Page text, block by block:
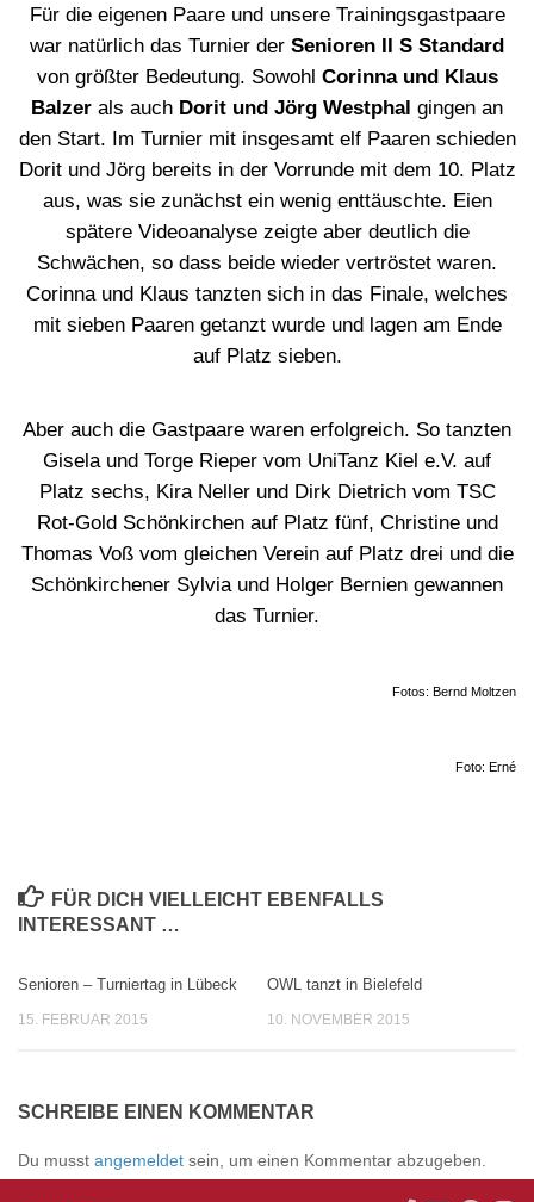
Für die eigenen Paare und unsere Trainingsgastpaare
war natürlich das Turnier der Senioren II S Standard
von größter Bedeutung. Sowohl Corinna und Klaus
Balzer als auch Dorit und Jörg Westphal gingen an
den Start. Im Turnier mit insgesamt elf Paaren schieden
Dorit und Jörg bereits in der Vorrunde mit dem 10. Platz
aus, was sie zunächst ein wenig enttäuschte. Eien
spätere Videoanalyse zeigte aber deutlich die
Schwächen, so dass beide wieder vertröstet waren.
Corinna und Klaus tanzten sich in das Finale, welches
mit sieben Paaren getanzt wurde und lagen am Ende
auf Platz sieben.
Aber auch die Gastpaare waren erfolgreich. So tanzten
Gisela und Torge Rieper vom UniTanz Kiel e.V. auf
Platz sechs, Kira Neller und Dirk Dietrich vom TSC
Rot-Gold Schönkirchen auf Platz fünf, Christine und
Thomas Voß vom gleichen Verein auf Platz drei und die
Schönkirchener Sylvia und Holger Bernien gewannen
das Turnier.
Fotos: Bernd Moltzen
Foto: Erné
FÜR DICH VIELLEICHT EBENFALLS
INTERESSANT …
Senioren – Turniertag in Lübeck
15. FEBRUAR 2015
OWL tanzt in Bielefeld
10. NOVEMBER 2015
SCHREIBE EINEN KOMMENTAR
Du musst angemeldet sein, um einen Kommentar abzugeben.